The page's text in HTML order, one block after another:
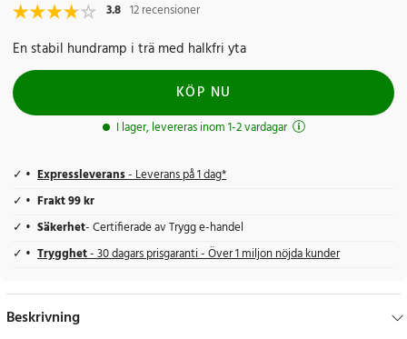
3.8 12 recensioner
En stabil hundramp i trä med halkfri yta
KÖP NU
I lager, levereras inom 1-2 vardagar
Expressleverans- Leverans på 1 dag*
Frakt 99 kr
Säkerhet- Certifierade av Trygg e-handel
Trygghet- 30 dagars prisgaranti - Över 1 miljon nöjda kunder
Beskrivning